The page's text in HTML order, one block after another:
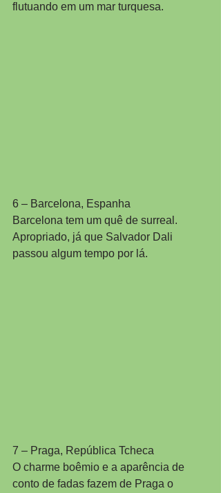
flutuando em um mar turquesa.
6 – Barcelona, Espanha
Barcelona tem um quê de surreal.
Apropriado, já que Salvador Dali
passou algum tempo por lá.
7 – Praga, República Tcheca
O charme boêmio e a aparência de
conto de fadas fazem de Praga o